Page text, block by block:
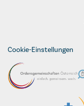
Cookie-Einstellungen